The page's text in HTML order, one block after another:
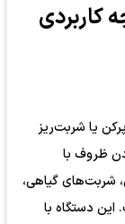
کاربردی
یا شربت‌ریز
ظروف با
شربت‌های گیاهی،
دستگاه با